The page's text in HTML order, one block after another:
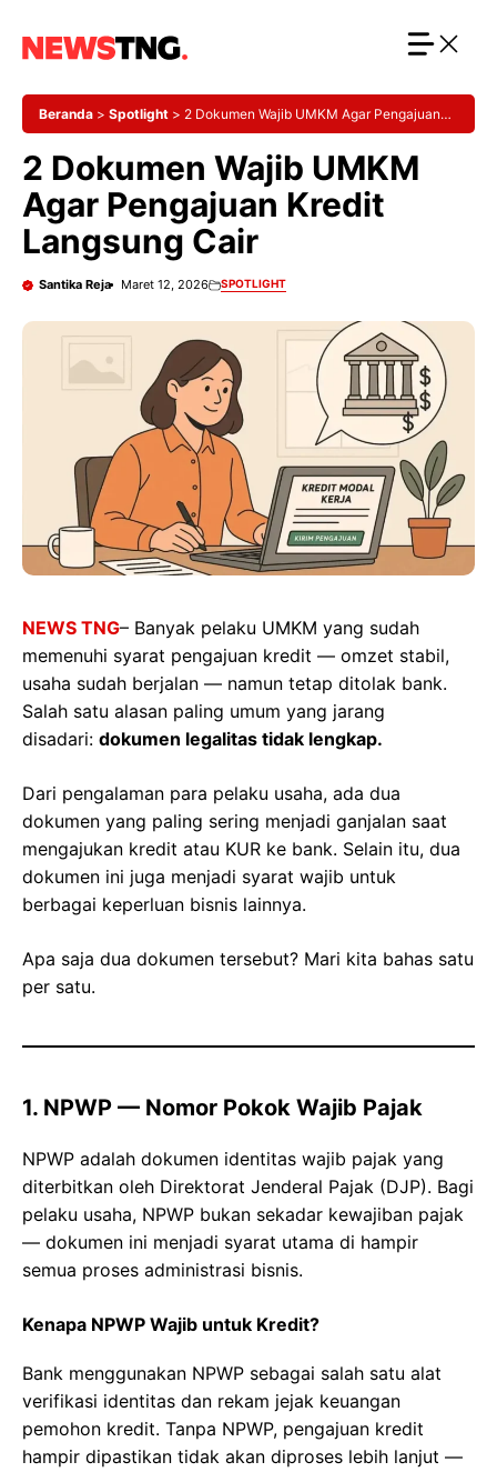
Beranda > Spotlight > 2 Dokumen Wajib UMKM Agar Pengajuan
2 Dokumen Wajib UMKM
Agar Pengajuan Kredit
Langsung Cair
Santika Reja Maret 12, 2026 SPOTLIGHT
NEWS TNG– Banyak pelaku UMKM yang sudah
memenuhi syarat pengajuan kredit — omzet stabil,
usaha sudah berjalan — namun tetap ditolak bank.
Salah satu alasan paling umum yang jarang
disadari: dokumen legalitas tidak lengkap.
Dari pengalaman para pelaku usaha, ada dua
dokumen yang paling sering menjadi ganjalan saat
mengajukan kredit atau KUR ke bank. Selain itu, dua
dokumen ini juga menjadi syarat wajib untuk
berbagai keperluan bisnis lainnya.
Apa saja dua dokumen tersebut? Mari kita bahas satu
per satu.
1. NPWP — Nomor Pokok Wajib Pajak
NPWP adalah dokumen identitas wajib pajak yang
diterbitkan oleh Direktorat Jenderal Pajak (DJP). Bagi
pelaku usaha, NPWP bukan sekadar kewajiban pajak
— dokumen ini menjadi syarat utama di hampir
semua proses administrasi bisnis.
Kenapa NPWP Wajib untuk Kredit?
Bank menggunakan NPWP sebagai salah satu alat
verifikasi identitas dan rekam jejak keuangan
pemohon kredit. Tanpa NPWP, pengajuan kredit
hampir dipastikan tidak akan diproses lebih lanjut —